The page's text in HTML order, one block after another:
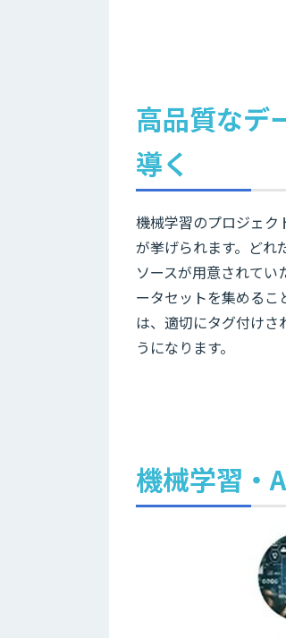
高品質なデ
導く
機械学習のプロジェク
が挙げられます。どれ
ソースが用意されて
ータセットを集める
は、適切にタグ付けさ
うになります。
機械学習・